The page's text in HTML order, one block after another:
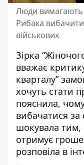
Люди вимагають
Рибака
військових
Зірка
вважає
кварталу”
хочуть стати
пояснила,
вибачатися за
шокувала тим,
отримує
розповіла в